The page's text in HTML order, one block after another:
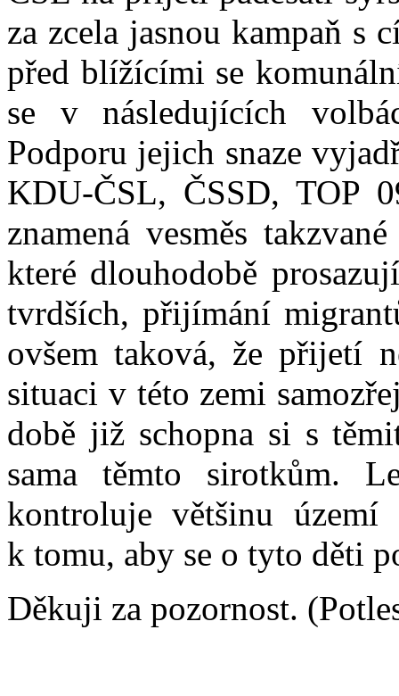
za zcela jasnou kampaň s
před blížícími se
se v následujících
Podporu jejich snaze
KDU-ČSL, ČSSD, TOP
znamená vesměs
které dlouhodobě
tvrdších, přijímání
ovšem taková, že přijetí
situaci v této zemi
době již schopna si s
sama těmto sirotkům.
kontroluje většinu území
k tomu, aby se o tyto děti
Děkuji za pozornost.